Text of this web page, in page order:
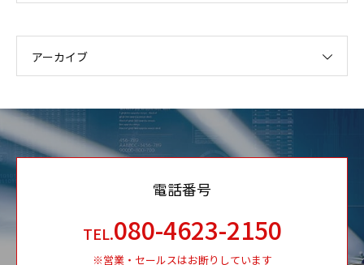
アーカイブ
電話番号
TEL.080-4623-2150
※営業・セールスはお断りしています